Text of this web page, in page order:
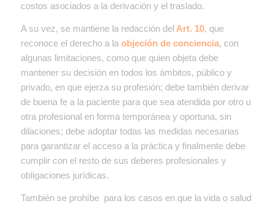
costos asociados a la derivación y el traslado.
A su vez, se mantiene la redacción delArt. 10, que
reconoce el derecho a la objeción de conciencia, con
algunas limitaciones, como que quien objeta debe
mantener su decisión en todos los ámbitos, público y
privado, en que ejerza su profesión; debe también derivar
de buena fe a la paciente para que sea atendida por otro u
otra profesional en forma temporánea y oportuna, sin
dilaciones; debe adoptar todas las medidas necesarias
para garantizar el acceso a la práctica y finalmente debe
cumplir con el resto de sus deberes profesionales y
obligaciones jurídicas.
También se prohíbe para los casos en que la vida o salud